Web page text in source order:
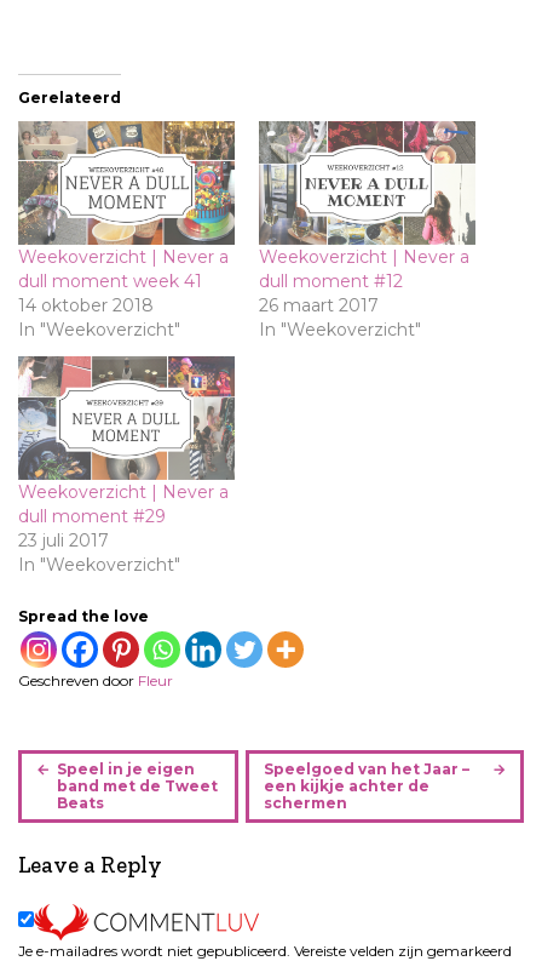
Gerelateerd
Weekoverzicht | Never a
dull moment week 41
14 oktober 2018
In "Weekoverzicht"
Weekoverzicht | Never a
dull moment #12
26 maart 2017
In "Weekoverzicht"
Weekoverzicht | Never a
dull moment #29
23 juli 2017
In "Weekoverzicht"
Spread the love
Geschreven door Fleur
B
r
c
t
n
Speel in je eigen
band met de Tweet
Beats
Speelgoed van het Jaar –
een kijkje achter de
schermen
Leave a Reply
Je e-mailadres wordt niet gepubliceerd. Vereiste velden zijn gemarkeerd